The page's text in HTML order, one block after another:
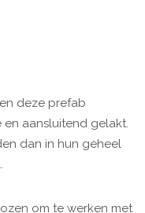
deze prefab
aansluitend gelakt.
dan in hun geheel
om te werken met